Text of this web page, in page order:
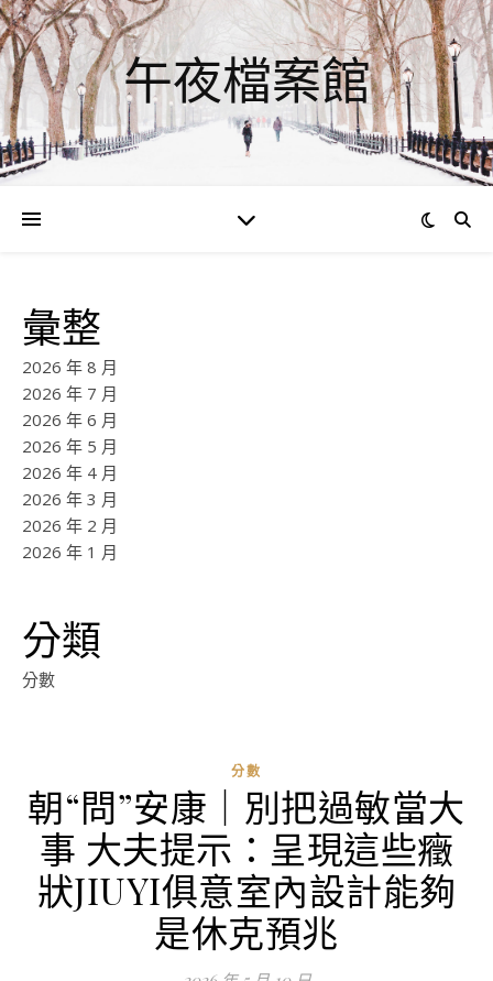
午夜檔案館
彙整
2026 年 8 月
2026 年 7 月
2026 年 6 月
2026 年 5 月
2026 年 4 月
2026 年 3 月
2026 年 2 月
2026 年 1 月
分類
分數
分數
朝“問”安康｜別把過敏當大
事 大夫提示：呈現這些癥
狀JIUYI俱意室內設計能夠
是休克預兆